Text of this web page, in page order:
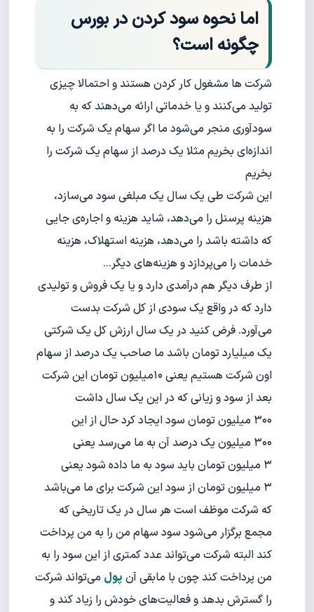
اما نحوه سود کردن در بورس
چگونه است؟
شرکت ها مشغول کار کردن هستند و احتمالا چیزی
تولید می‌کنند و یا خدماتی ارائه می‌دهند که به
سودآوری منجر می‌شود ما اگر سهام یک شرکت را به
اندازه‌ای بخریم مثلا یک درصد از سهام یک شرکت را
بخریم
این شرکت طی یک سال یک مبلغی سود می‌سازد،
هزینه پرسنل را می‌دهد، شاید هزینه و اجاره‌ی جایی
که داشته باشد را می‌دهد، هزینه استهلاک، هزینه
خدمات را می‌پردازد و هزینه‌های دیگر…
از طرف دیگر هم درآمدی دارد و یا یک فروش و تولیدی
دارد که در واقع یک سودی از کل شرکت بدست
می‌آورد. فرض کنید در یک سال ارزش کل یک شرکتی
یک میلیارد تومان باشد ما صاحب یک درصد از سهام
اون شرکت هستیم یعنی ۱۰میلیون تومان این شرکت
بعد از سود و زیانی که در این یک سال داشت
۳۰۰ میلیون تومان سود ایجاد کرد حال از این
۳۰۰ میلیون یک درصد آن به ما می‌رسد یعنی
۳ میلیون تومان باید سود به ما داده شود یعنی
۳ میلیون تومان از سود این شرکت برای ما می‌باشد
که شرکت موظف است هر سال در یک تاریخی که
مجمع برگزار می‌شود سود سهام من را به من پرداخت
کند البته شرکت می‌تواند عدد کمتری از این سود را به
من پرداخت کند چون با ما‌بقی آن پول می‌تواند شرکت
را گسترش بدهد و فعالیت‌های خودش را زیاد کند و